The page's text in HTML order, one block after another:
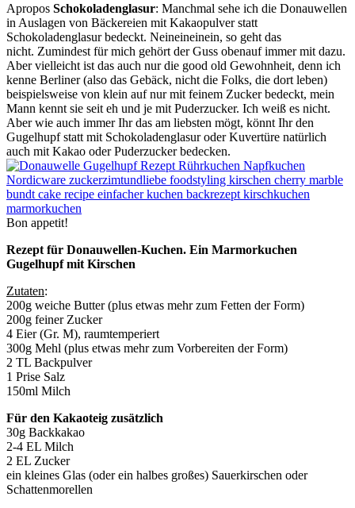
Apropos Schokoladenglasur: Manchmal sehe ich die Donauwellen
in Auslagen von Bäckereien mit Kakaopulver statt
Schokoladenglasur bedeckt. Neineineinein, so geht das
nicht. Zumindest für mich gehört der Guss obenauf immer mit dazu.
Aber vielleicht ist das auch nur die good old Gewohnheit, denn ich
kenne Berliner (also das Gebäck, nicht die Folks, die dort leben)
beispielsweise von klein auf nur mit feinem Zucker bedeckt, mein
Mann kennt sie seit eh und je mit Puderzucker. Ich weiß es nicht.
Aber wie auch immer Ihr das am liebsten mögt, könnt Ihr den
Gugelhupf statt mit Schokoladenglasur oder Kuvertüre natürlich
auch mit Kakao oder Puderzucker bedecken.
Bon appetit!
Rezept für Donauwellen-Kuchen. Ein Marmorkuchen
Gugelhupf mit Kirschen
Zutaten:
200g weiche Butter (plus etwas mehr zum Fetten der Form)
200g feiner Zucker
4 Eier (Gr. M), raumtemperiert
300g Mehl (plus etwas mehr zum Vorbereiten der Form)
2 TL Backpulver
1 Prise Salz
150ml Milch
Für den Kakaoteig zusätzlich
30g Backkakao
2-4 EL Milch
2 EL Zucker
ein kleines Glas (oder ein halbes großes) Sauerkirschen oder
Schattenmorellen